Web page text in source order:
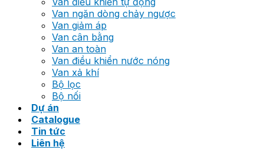
Van ngăn dòng chảy ngược
Van giảm áp
Van cân bằng
Van an toàn
Van điều khiển nước nóng
Van xả khí
Bộ lọc
Bộ nối
Dự án
Catalogue
Tin tức
Liên hệ